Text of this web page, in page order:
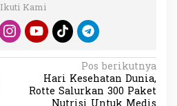
Ikuti Kami
Pos berikutnya
Hari Kesehatan Dunia,
Rotte Salurkan 300 Paket